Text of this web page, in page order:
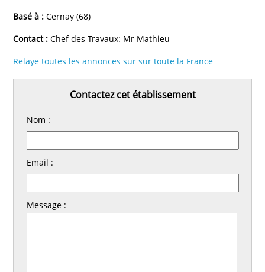
Basé à : Cernay (68)
Contact : Chef des Travaux: Mr Mathieu
Relaye toutes les annonces sur sur toute la France
Contactez cet établissement
Nom :
Email :
Message :